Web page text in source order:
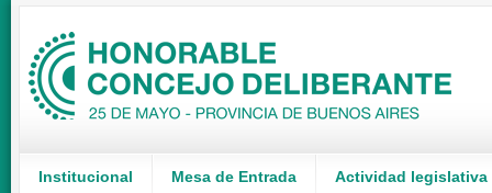
Institucional Mesa de Entrada Actividad legislativa